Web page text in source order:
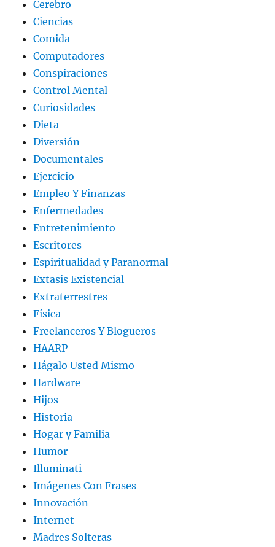
Cerebro
Ciencias
Comida
Computadores
Conspiraciones
Control Mental
Curiosidades
Dieta
Diversión
Documentales
Ejercicio
Empleo Y Finanzas
Enfermedades
Entretenimiento
Escritores
Espiritualidad y Paranormal
Extasis Existencial
Extraterrestres
Física
Freelanceros Y Blogueros
HAARP
Hágalo Usted Mismo
Hardware
Hijos
Historia
Hogar y Familia
Humor
Illuminati
Imágenes Con Frases
Innovación
Internet
Madres Solteras